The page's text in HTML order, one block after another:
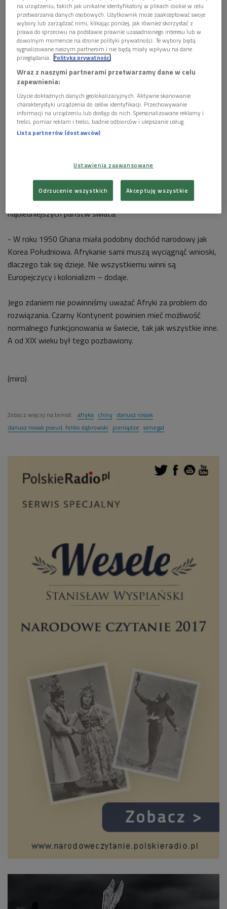
oraz o historii i dniu obecnym tego kontynentu.
Rosiak krytycznie wypowiada się o akcjach humanitarnych
organizowanych przez Europejczyków dla Afryki. - To nie
działa. Po pięćdziesięciu latach ciągłej pomocy i wkładania w
państwa afrykańskie miliardów dolarów, okazuje się, że te
kraje żyją na gorszym poziomie niż w czasie kiedy
odzyskiwały niepodległość – mówi. Dawanie pieniędzy bez
końca i bez celu nie ma sensu nazywa wlewaniem pieniędzy
do garnka, który przecieka. Lepiej go załatać.
nie korzystały z pomocy humanitarnej Zachodu. Zdaniem
latach 60. ubiegłego wieku niektóre państwa Czarnego Lądu
eksportowały żywność, a teraz wiele krajów jest na liście
najbiedniejszych państw świata.
- W roku 1950 Ghana miała podobny dochód narodowy jak
Korea Południowa. Afrykanie sami muszą wyciągnąć wnioski,
dlaczego tak się dzieje. Nie wszystkiemu winni są
Europejczycy i kolonializm – dodaje.
Jego zdaniem nie powinniśmy uważać Afryki za problem do
rozwiązania. Czarny Kontynent powinien mieć możliwość
normalnego funkcjonowania w świecie, tak jak wszystkie inne.
A od XIX wieku był tego pozbawiony.
(miro)
Zobacz więcej na temat: afryka chiny dariusz rosiak
dariusz rosiak pseud. feliks dąbrowski pieniądze senegal
na urządzeniu, takich jak unikalne identyfikatory w plikach cookie w celu
przetwarzania danych osobowych. Użytkownik może zaakceptować swoje
wybory lub zarządzać nimi, klikając poniżej, jak również skorzystać z
prawa do sprzeciwu na podstawie prawnie uzasadnionego interesu lub w
dowolnym momencie na stronie polityki prywatności. Te wybory będą
sygnalizowane naszym partnerom i nie będą miały wpływu na dane
przeglądania.
Polityka prywatności
Wraz z naszymi partnerami przetwarzamy dane w celu
zapewnienia:
Użycie dokładnych danych geolokalizacyjnych. Aktywne skanowanie
charakterystyki urządzenia do celów identyfikacji. Przechowywanie
informacji na urządzeniu lub dostęp do nich. Spersonalizowane reklamy i
treści, pomiar reklam i treści, badnie odbiorców i ulepszanie usług.
Lista partnerów (dostawców)
Ustawienia zaawansowane
Odrzucenie wszystkich Akceptuję wszystkie